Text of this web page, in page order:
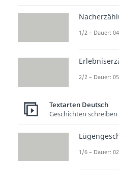
malhier
lustig
1/2 – Dauer:
2/2 – Dauer:
Textarten Deutsch
Geschichten schreiben
1/6 – Dauer: